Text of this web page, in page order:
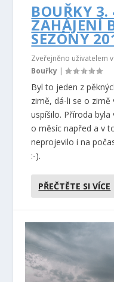
BOUŘKY 3.
ZAHÁJENÍ
SEZÓNY
Zveřejněno uživatelem
Bouřky |
Byl to jeden z
zimě, dá-li se o
uspíšilo. Příroda
o měsíc napřed a v
neprojevilo i na
:-).
PŘEČTĚTE SI VÍCE